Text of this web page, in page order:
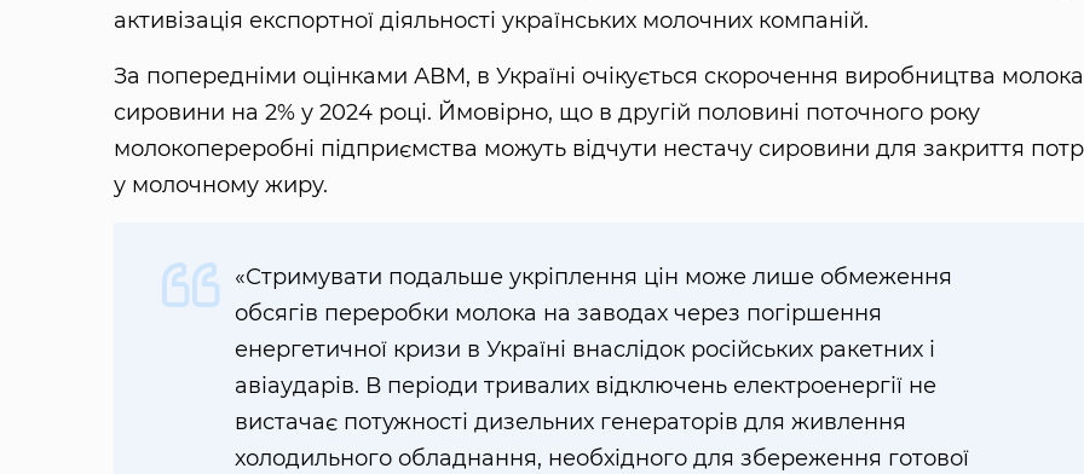
активізація експортної діяльності українських молочних компаній.
За попередніми оцінками АВМ, в Україні очікується скорочення виробництва
сировини на 2% у 2024 році. Ймовірно, що в другій половині поточного року
молокопереробні підприємства можуть відчути нестачу сировини для закриття
у молочному жиру.
«Стримувати подальше укріплення цін може лише обмеження
обсягів переробки молока на заводах через погіршення
енергетичної кризи в Україні внаслідок російських ракетних і
авіаударів. В періоди тривалих відключень електроенергії не
вистачає потужності дизельних генераторів для живлення
холодильного обладнання, необхідного для збереження готової